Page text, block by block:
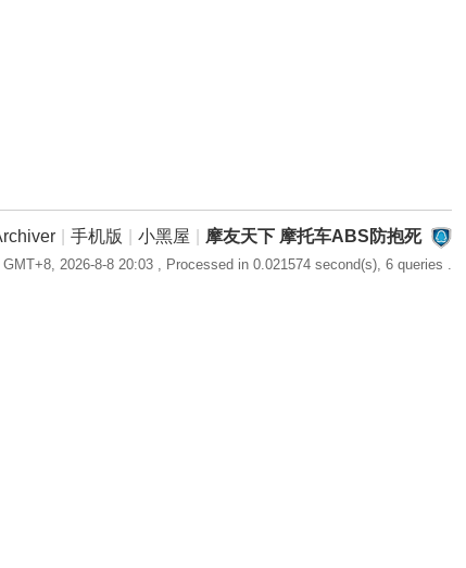
手机版 小黑屋 摩友天下 摩托车ABS防抱死
GMT+8, 2026-8-8 20:03, Processed in 0.021574 second(s), 6 queries .